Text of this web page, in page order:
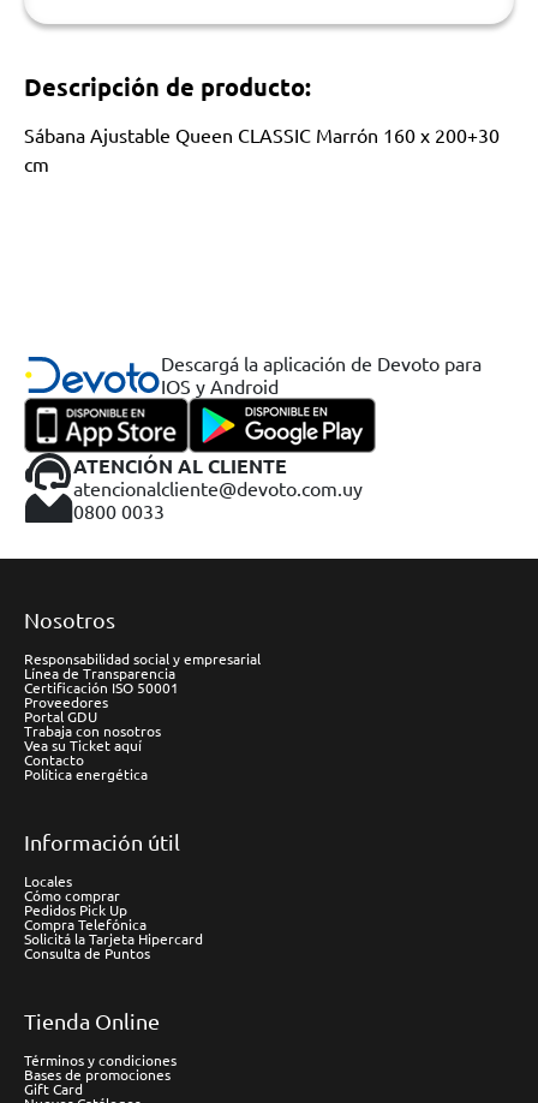
Descripción de producto:
Sábana Ajustable Queen CLASSIC Marrón 160 x 200+30
cm
Descargá la aplicación de Devoto para
IOS y Android
ATENCIÓN AL CLIENTE
atencionalcliente@devoto.com.uy
0800 0033
Nosotros
Responsabilidad social y empresarial
Línea de Transparencia
Certificación ISO 50001
Proveedores
Portal GDU
Trabaja con nosotros
Vea su Ticket aquí
Contacto
Política energética
Información útil
Locales
Cómo comprar
Pedidos Pick Up
Compra Telefónica
Solicitá la Tarjeta Hipercard
Consulta de Puntos
Tienda Online
Términos y condiciones
Bases de promociones
Gift Card